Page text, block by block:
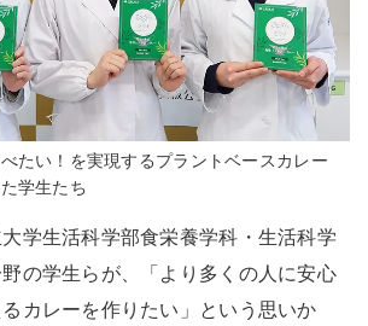
べたい！を実現するプラントベースカレー
学生たち
大学生活科学部食栄養学科・生活科学
の学生らが、「より多くの人に安心
カレーを作りたい」という思いか